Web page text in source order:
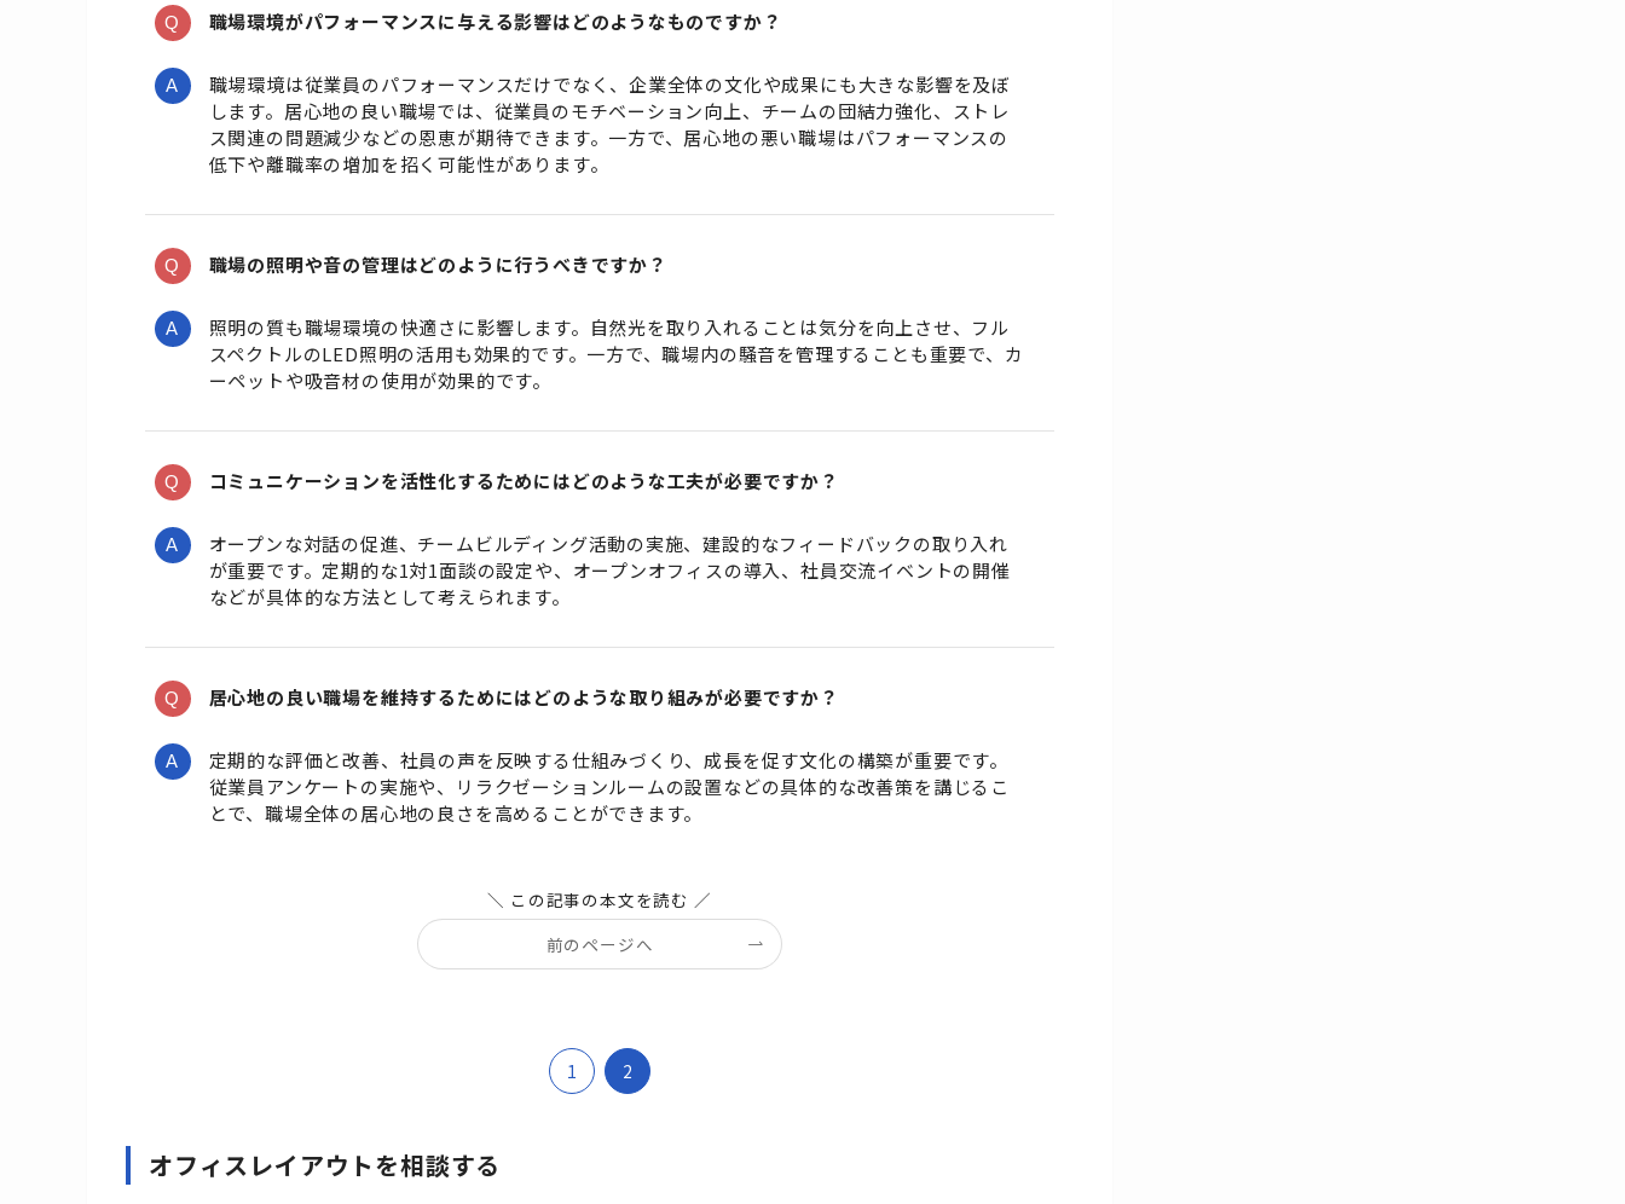
職場環境がパフォーマンスに与える影響はどのようなものですか？
職場環境は従業員のパフォーマンスだけでなく、企業全体の文化や成果にも大きな影響を及ぼ
します。居心地の良い職場では、従業員のモチベーション向上、チームの団結力強化、ストレ
ス関連の問題減少などの恩恵が期待できます。一方で、居心地の悪い職場はパフォーマンスの
低下や離職率の増加を招く可能性があります。
職場の照明や音の管理はどのように行うべきですか？
照明の質も職場環境の快適さに影響します。自然光を取り入れることは気分を向上させ、フル
スペクトルのLED照明の活用も効果的です。一方で、職場内の騒音を管理することも重要で、カ
ーペットや吸音材の使用が効果的です。
コミュニケーションを活性化するためにはどのような工夫が必要ですか？
オープンな対話の促進、チームビルディング活動の実施、建設的なフィードバックの取り入れ
が重要です。定期的な1対1面談の設定や、オープンオフィスの導入、社員交流イベントの開催
などが具体的な方法として考えられます。
居心地の良い職場を維持するためにはどのような取り組みが必要ですか？
定期的な評価と改善、社員の声を反映する仕組みづくり、成長を促す文化の構築が重要です。
従業員アンケートの実施や、リラクゼーションルームの設置などの具体的な改善策を講じるこ
とで、職場全体の居心地の良さを高めることができます。
＼ この記事の本文を読む ／
前のページへ
1 2
オフィスレイアウトを相談する